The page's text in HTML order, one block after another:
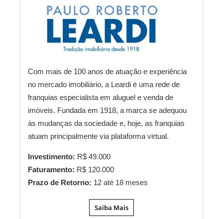
Com mais de 100 anos de atuação e experiência
no mercado imobiliário, a Leardi é uma rede de
franquias especialista em aluguel e venda de
imóveis. Fundada em 1918, a marca se adequou
às mudanças da sociedade e, hoje, as franquias
atuam principalmente via plataforma virtual.
Investimento: R$ 49.000
Faturamento: R$ 120.000
Prazo de Retorno: 12 até 18 meses
Saiba Mais